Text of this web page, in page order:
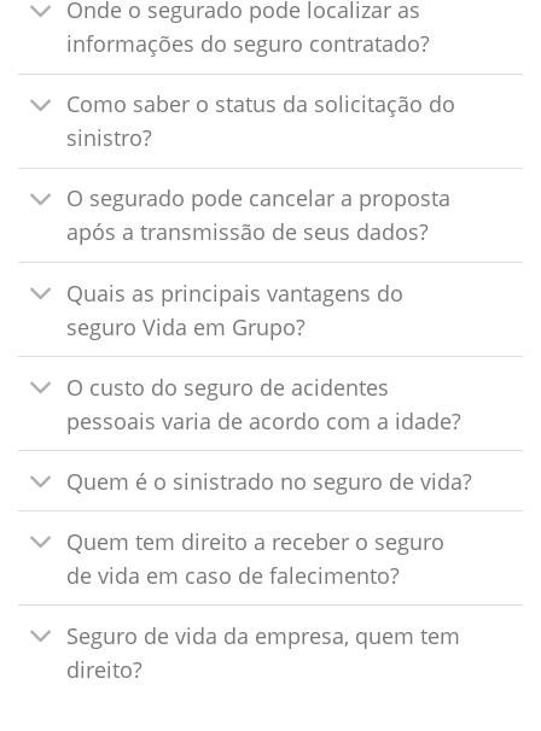
Onde o segurado pode localizar as
informações do seguro contratado?
Como saber o status da solicitação do
sinistro?
O segurado pode cancelar a proposta
após a transmissão de seus dados?
Quais as principais vantagens do
seguro Vida em Grupo?
O custo do seguro de acidentes
pessoais varia de acordo com a idade?
Quem é o sinistrado no seguro de vida?
Quem tem direito a receber o seguro
de vida em caso de falecimento?
Seguro de vida da empresa, quem tem
direito?